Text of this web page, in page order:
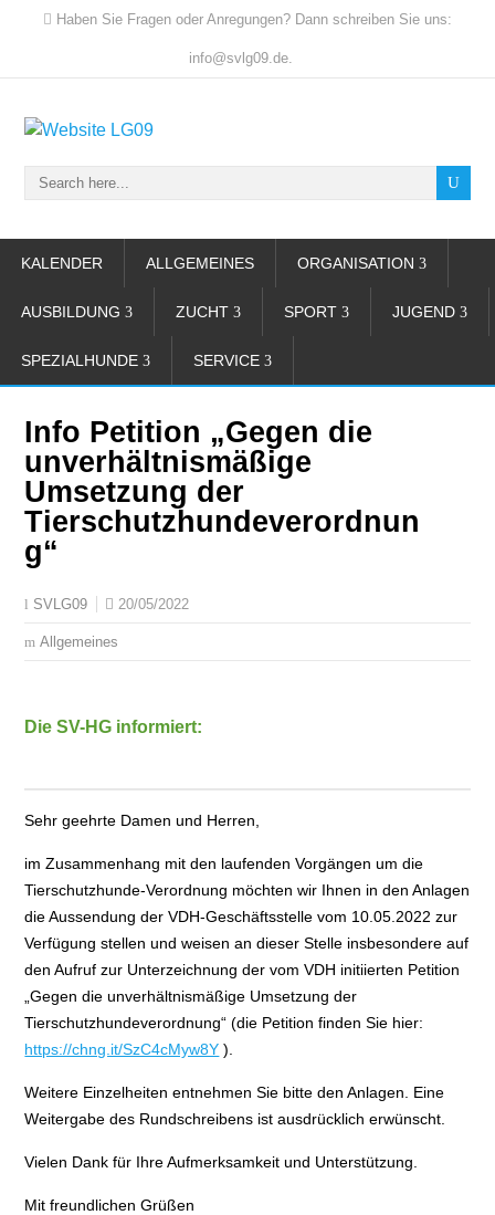
Haben Sie Fragen oder Anregungen? Dann schreiben Sie uns:
info@svlg09.de.
KALENDER ALLGEMEINES ORGANISATION
AUSBILDUNG ZUCHT SPORT JUGEND
SPEZIALHUNDE SERVICE
Info Petition „Gegen die
unverhältnismäßige
Umsetzung der
Tierschutzhundeverordnun
g“
SVLG09 20/05/2022
Allgemeines
Die SV-HG informiert:
Sehr geehrte Damen und Herren,
im Zusammenhang mit den laufenden Vorgängen um die
Tierschutzhunde-Verordnung möchten wir Ihnen in den Anlagen
die Aussendung der VDH-Geschäftsstelle vom 10.05.2022 zur
Verfügung stellen und weisen an dieser Stelle insbesondere auf
den Aufruf zur Unterzeichnung der vom VDH initiierten Petition
„Gegen die unverhältnismäßige Umsetzung der
Tierschutzhundeverordnung“ (die Petition finden Sie hier:
https://chng.it/SzC4cMyw8Y ).
Weitere Einzelheiten entnehmen Sie bitte den Anlagen. Eine
Weitergabe des Rundschreibens ist ausdrücklich erwünscht.
Vielen Dank für Ihre Aufmerksamkeit und Unterstützung.
Mit freundlichen Grüßen